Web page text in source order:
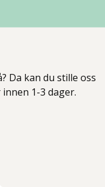
Da kan du stille oss
1-3 dager.